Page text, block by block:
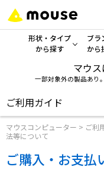
形状・タイプ
から探す
形状・タイプから
デスクトップPC
ノートPC
タブレットPC
ブラ
から
マウ
一部対象外の製品あり
ご利用ガイド
ご利用ガイド
マウスコンピューター > ご利
法等について
ご購入・お支払